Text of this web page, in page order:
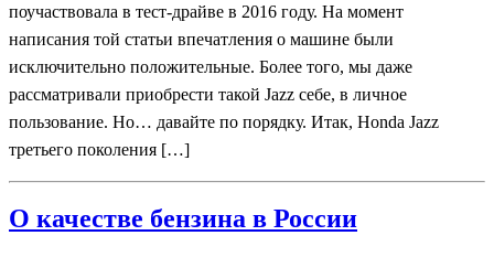
поучаствовала в тест-драйве в 2016 году. На момент
написания той статьи впечатления о машине были
исключительно положительные. Более того, мы даже
рассматривали приобрести такой Jazz себе, в личное
пользование. Но… давайте по порядку. Итак, Honda Jazz
третьего поколения […]
О качестве бензина в России